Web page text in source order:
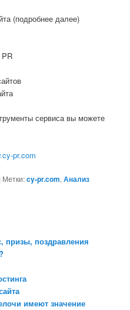
(подробнее далее)
сервиса вы можете
pr.com
Метки:cy-pr.com,Анализ
призы, поздравления
имеют значение